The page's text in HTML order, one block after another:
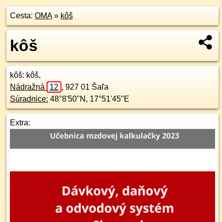
Cesta: OMA» kôš
kôš
kôš: kôš,
Nádražná
12 , 927 01 Šaľa
Súradnice: 48°8'50"N , 17°51'45"E
Extra: